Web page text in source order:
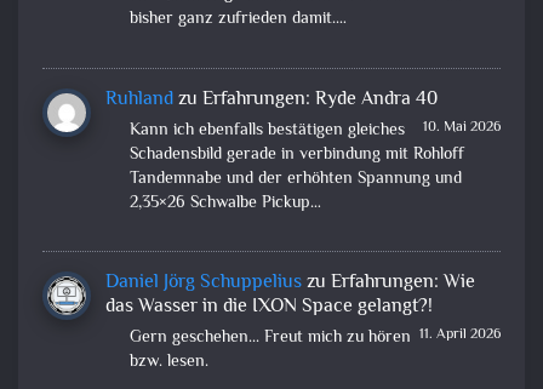
bisher ganz zufrieden damit.…
Ruhlandzu Erfahrungen: Ryde Andra 40
10. Mai 2026
Kann ich ebenfalls bestätigen gleiches
Schadensbild gerade in verbindung mit Rohloff
Tandemnabe und der erhöhten Spannung und
2,35×26 Schwalbe Pickup…
Daniel Jörg Schuppeliuszu Erfahrungen: Wie
das Wasser in die IXON Space gelangt?!
11. April 2026
Gern geschehen... Freut mich zu hören
bzw. lesen.